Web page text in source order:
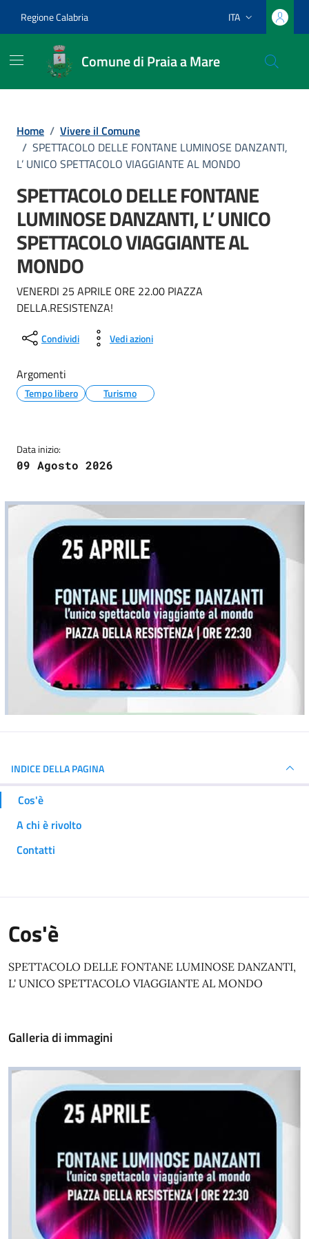
Regione Calabria Lingua attiva:
ITA
Comune di Praia a Mare
Home / Vivere il Comune
/ SPETTACOLO DELLE FONTANE LUMINOSE DANZANTI,
L’ UNICO SPETTACOLO VIAGGIANTE AL MONDO
SPETTACOLO DELLE FONTANE
LUMINOSE DANZANTI, L’ UNICO
SPETTACOLO VIAGGIANTE AL
MONDO
VENERDI 25 APRILE ORE 22.00 PIAZZA
DELLA.RESISTENZA!
Condividi Vedi azioni
Argomenti
Tempo libero Turismo
Data inizio:
09 Agosto 2026
INDICE DELLA PAGINA
Cos'è
A chi è rivolto
Contatti
Cos'è
SPETTACOLO DELLE FONTANE LUMINOSE DANZANTI,
L' UNICO SPETTACOLO VIAGGIANTE AL MONDO
Galleria di immagini